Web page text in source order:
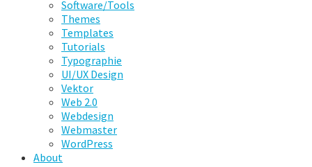
Software/Tools
Themes
Templates
Tutorials
Typographie
UI/UX Design
Vektor
Web 2.0
Webdesign
Webmaster
WordPress
About